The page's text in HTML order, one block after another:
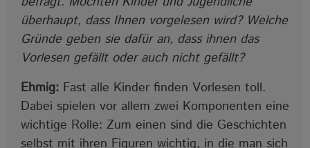
überhaupt, dass Ihnen vorgelesen wird? Welche
Gründe geben sie dafür an, dass ihnen das
Vorlesen gefällt oder auch nicht gefällt?
Ehmig: Fast alle Kinder finden Vorlesen toll.
Dabei spielen vor allem zwei Komponenten eine
wichtige Rolle: Zum einen sind die Geschichten
selbst mit ihren Figuren wichtig, in die man sich